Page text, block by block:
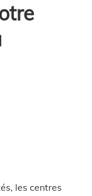
les centres